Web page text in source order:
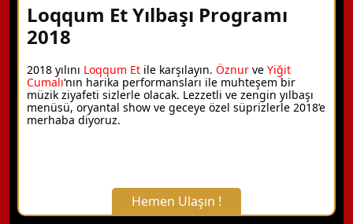
Loqqum Et Yılbaşı Programı
2018
2018 yılını Loqqum Et ile karşılayın. Öznur ve Yiğit
Cumalı‘nın harika performansları ile muhteşem bir
müzik ziyafeti sizlerle olacak. Lezzetli ve zengin yılbaşı
menüsü, oryantal show ve geceye özel süprizlerle 2018’e
merhaba diyoruz.
Hemen Ulaşın !